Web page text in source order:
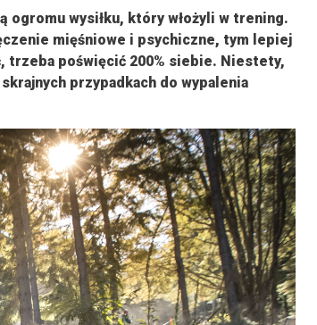
ogromu wysiłku, który włożyli w trening.
mięśniowe i psychiczne, tym lepiej
trzeba poświęcić 200% siebie. Niestety,
przypadkach do wypalenia